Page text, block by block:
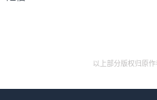
以上部分版权归原